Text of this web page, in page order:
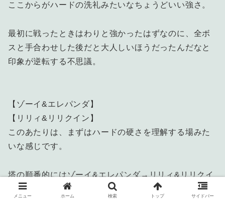
ここからがハードの洗礼みたいなちょうどいい強さ。
最初に戦ったときはわりと強かったはずなのに、全ボ
スと手合わせした後だと大人しいほうだったんだなと
印象が逆転する不思議。
【ゾーイ&エレパンダ】
【リリィ&リリクイン】
このあたりは、まずはハードの硬さを理解する場みた
いな感じです。
塔の順番的にはゾーイ&エレパンダ→リリィ&リリクイ
ンですが、倒しやすさは逆でした。
メニュー ホーム 検索 トップ サイドバー